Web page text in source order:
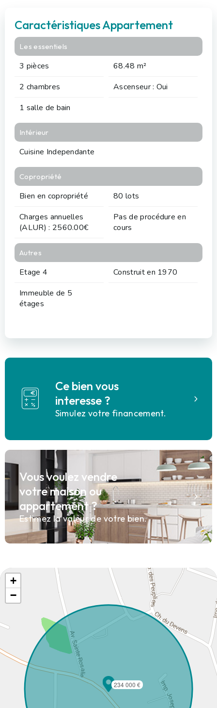
Caractéristiques Appartement
Les essentiels
3 pièces
68.48 m²
2 chambres
Ascenseur : Oui
1 salle de bain
Intérieur
Cuisine Independante
Copropriété
Bien en copropriété
80 lots
Charges annuelles
(ALUR) : 2560.00€
Pas de procédure en
cours
Autres
Etage 4
Construit en 1970
Immeuble de 5
étages
Ce bien vous
interesse ?
Simulez votre financement.
Vous voulez vendre
votre maison ou
appartement ?
Estimez la valeur de votre bien.
234 000 €
+
−